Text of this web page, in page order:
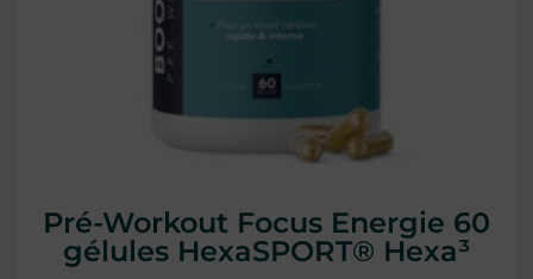
Pré-Workout Focus Energie 60
gélules HexaSPORT® Hexa³